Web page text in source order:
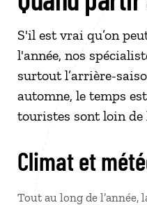
S'il est vrai qu’on
l'année, nos
surtout l’arrière-
automne, le temps
touristes sont loin de
Climat et
Tout au long de